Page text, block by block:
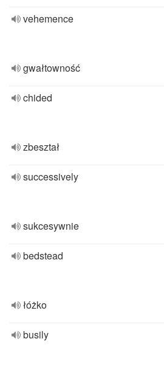
vehemence
gwałtowność
chided
zbeształ
successively
sukcesywnie
bedstead
łóżko
busily